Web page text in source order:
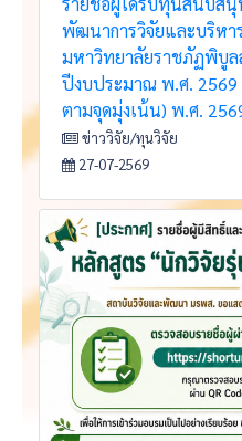
รายชื่อผู้ได้รับทุนสนับสนุน
พัฒนาการวิจัยและบริหา
มหาวิทยาลัยราชภัฏพิบูล
ปีงบประมาณ พ.ศ. 2569
ตามจุดมุ่งเน้น) พ.ศ. 2569
ข่าววิจัย/ทุนวิจัย